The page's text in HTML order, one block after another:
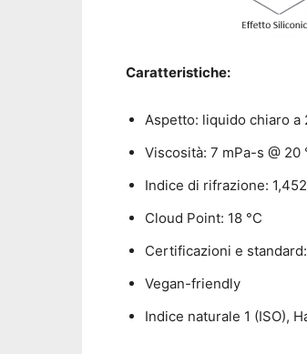
Caratteristiche:
Aspetto: liquido chiaro a
Viscosità: 7 mPa-s @ 20
Indice di rifrazione: 1,452
Cloud Point: 18 °C
Certificazioni e
Vegan-friendly
Indice naturale 1 (ISO),